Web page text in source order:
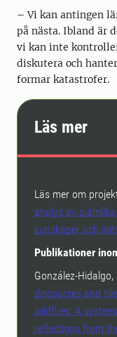
– Vi kan antingen
på nästa. Ibland är
vi kan inte
diskutera och
formar katastrofer.
Läs mer
Läs mer om
analys av
kunskaper och
Publikationer
González-
discourses and
wildfires: A
reflections from